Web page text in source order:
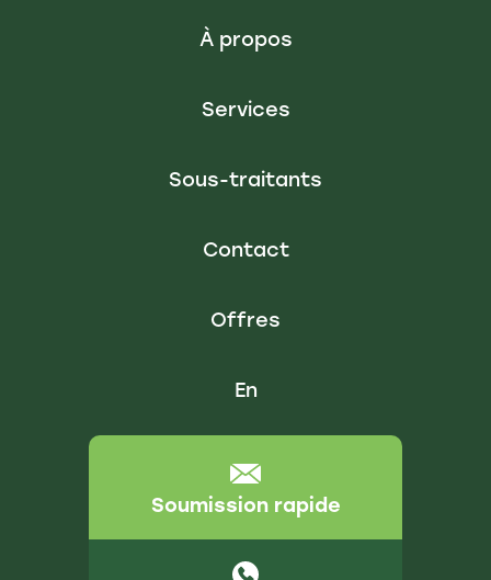
À propos
Services
Sous-traitants
Contact
Offres
En
Soumission rapide